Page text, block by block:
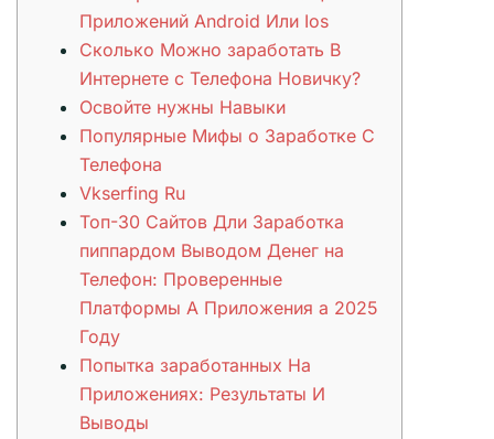
Приложений Android Или Ios
Сколько Можно заработать В
Интернете с Телефона Новичку?
Освойте нужны Навыки
Популярные Мифы о Заработке С
Телефона
Vkserfing Ru
Топ-30 Сайтов Дли Заработка
пиппардом Выводом Денег на
Телефон: Проверенные
Платформы А Приложения а 2025
Году
Попытка заработанных На
Приложениях: Результаты И
Выводы